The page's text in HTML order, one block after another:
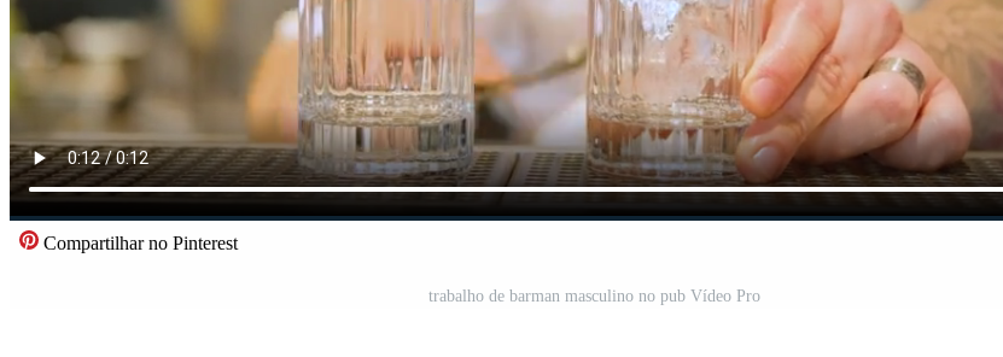
Compartilhar no Pinterest
trabalho de barman masculino no pub Vídeo Pro